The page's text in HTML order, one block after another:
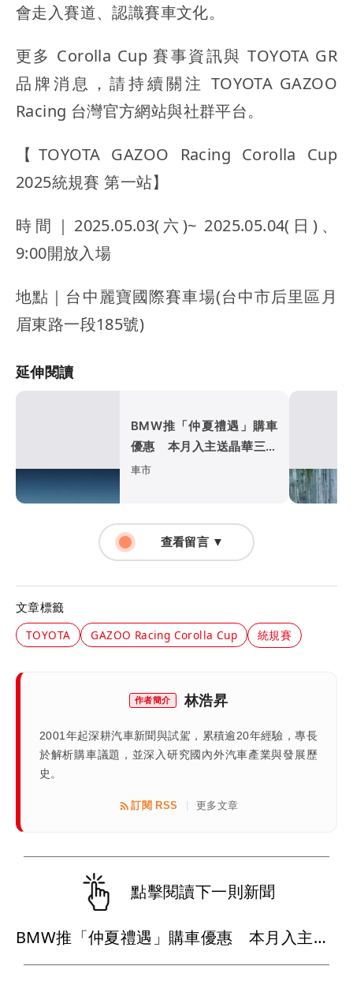
會走入賽道、認識賽車文化。
更多 Corolla Cup 賽事資訊與 TOYOTA GR
品牌消息，請持續關注 TOYOTA GAZOO
Racing 台灣官方網站與社群平台。
【TOYOTA GAZOO Racing Corolla Cup
2025統規賽 第一站】
時間｜2025.05.03(六)~ 2025.05.04(日)、
9:00開放入場
地點｜台中麗寶國際賽車場(台中市后里區月
眉東路一段185號)
延伸閱讀
BMW推「仲夏禮遇」購車
優惠 本月入主送晶華三天
兩夜、低月付5,900元起
車市
查看留言 ▼
文章標籤
TOYOTA GAZOO Racing Corolla Cup 統規賽
作者簡介 林浩昇
2001年起深耕汽車新聞與試駕，累積逾20年經驗，專長
於解析購車議題，並深入研究國內外汽車產業與發展歷
史。
訂閱 RSS 更多文章
點擊閱讀下一則新聞
BMW推「仲夏禮遇」購車優惠 本月入主送晶華三天兩夜、低月付5,900元起